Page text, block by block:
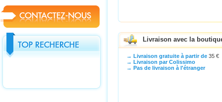
Livraison avec la
→ Livraison gratuite à partir de 35 €
→ Livraison par Colissimo
→ Pas de livraison à l'étranger